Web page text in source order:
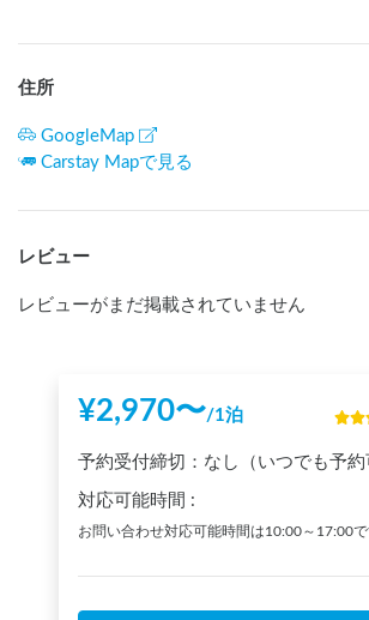
住所
GoogleMap
Carstay Mapで見る
レビュー
レビューがまだ掲載されていません
¥2,970〜/1泊
予約受付締切： なし（いつでも予約
対応可能時間 :
お問い合わせ対応可能時間は10:00～17:00で